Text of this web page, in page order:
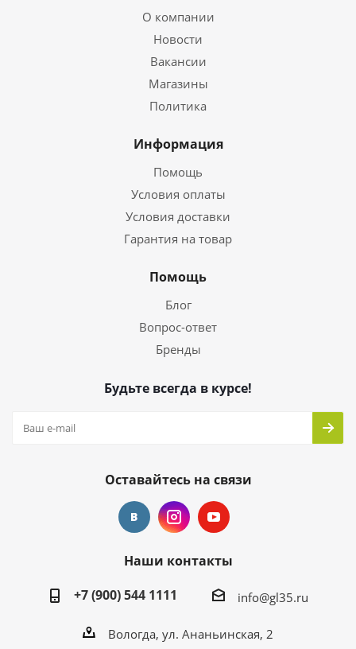
О компании
Новости
Вакансии
Магазины
Политика
Информация
Помощь
Условия оплаты
Условия доставки
Гарантия на товар
Помощь
Блог
Вопрос-ответ
Бренды
Будьте всегда в курсе!
Оставайтесь на связи
Наши контакты
+7 (900) 544 1111
info@gl35.ru
Вологда, ул. Ананьинская, 2